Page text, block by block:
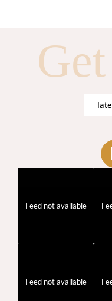
Feed not available
Feed not available